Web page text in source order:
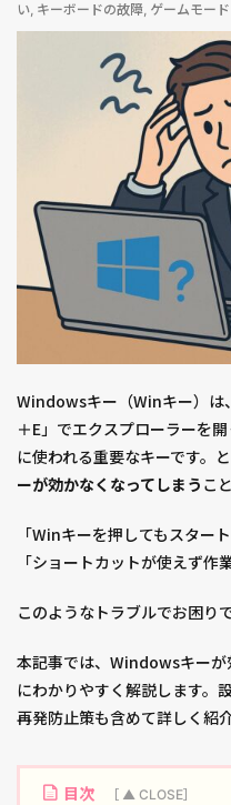
い, キーボードの故障, ゲームモー
Windowsキー（Winキー）は
＋E」でエクスプローラーを
に使われる重要なキーです。
ーが効かなくなってしまう こ
「Winキーを押してもスター
「ショートカットが使えず作
このようなトラブルでお困り
本記事では、Windowsキー
にわかりやすく解説します。
再発防止策も含めて詳しく紹介
目次